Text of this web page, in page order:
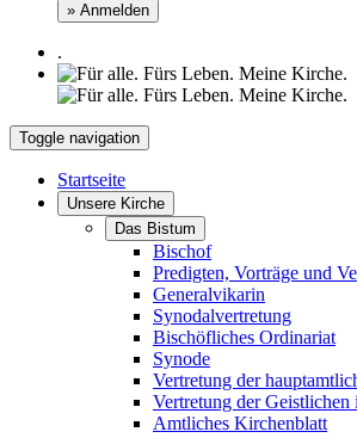
» Anmelden
.
Toggle navigation
Startseite
Unsere Kirche
Das Bistum
Bischof
Predigten, Vorträge und
Generalvikarin
Synodalvertretung
Bischöfliches Ordinariat
Synode
Vertretung der
Vertretung der Geistlichen
Amtliches Kirchenblatt